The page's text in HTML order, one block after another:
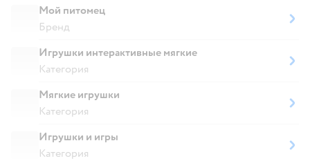
Мой питомец
Бренд
Игрушки интерактивные мягкие
Категория
Мягкие игрушки
Категория
Игрушки и игры
Категория